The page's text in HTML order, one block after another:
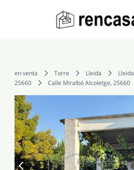
COMPRAR
ALQUILAR
VENDER
SERVICIOS
en venta Torre Lleida Lleida
25660
Calle Miralbó Alcoletge, 25660